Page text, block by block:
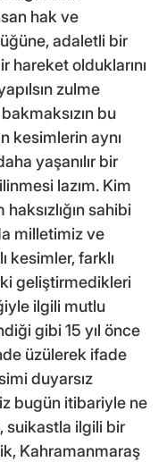
hak ve
adaletli bir
hareket olduklarını
zulme
bu
kesimlerin aynı
yaşanılır bir
lazım. Kim
sahibi
milletimiz ve
kesimler, farklı
geliştirmedikleri
ilgili mutlu
gibi 15 yıl önce
üzülerek ifade
duyarsız
bugün itibariyle ne
suikastla ilgili bir
Kahramanmaraş